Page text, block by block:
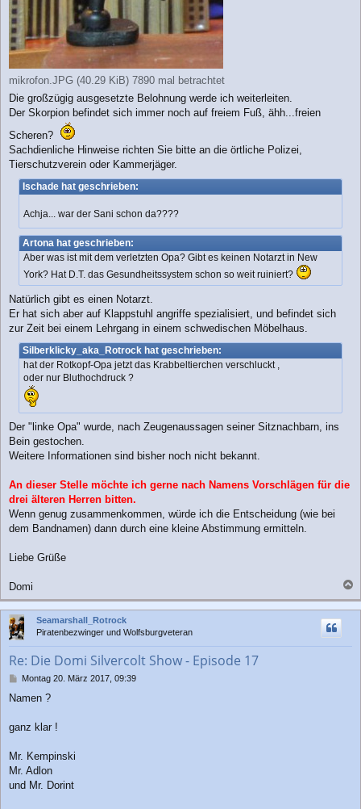
mikrofon.JPG (40.29 KiB) 7890 mal betrachtet
Die großzügig ausgesetzte Belohnung werde ich weiterleiten.
Der Skorpion befindet sich immer noch auf freiem Fuß, ähh...freien
Scheren?
Sachdienliche Hinweise richten Sie bitte an die örtliche Polizei,
Tierschutzverein oder Kammerjäger.
Ischade hat geschrieben:
Achja... war der Sani schon da????
Artona hat geschrieben:
Aber was ist mit dem verletzten Opa? Gibt es keinen Notarzt in New
York? Hat D.T. das Gesundheitssystem schon so weit ruiniert?
Natürlich gibt es einen Notarzt.
Er hat sich aber auf Klappstuhl angriffe spezialisiert, und befindet sich
zur Zeit bei einem Lehrgang in einem schwedischen Möbelhaus.
Silberklicky_aka_Rotrock hat geschrieben:
hat der Rotkopf-Opa jetzt das Krabbeltierchen verschluckt ,
oder nur Bluthochdruck ?
Der "linke Opa" wurde, nach Zeugenaussagen seiner Sitznachbarn, ins
Bein gestochen.
Weitere Informationen sind bisher noch nicht bekannt.
An dieser Stelle möchte ich gerne nach Namens Vorschlägen für die
drei älteren Herren bitten.
Wenn genug zusammenkommen, würde ich die Entscheidung (wie bei
dem Bandnamen) dann durch eine kleine Abstimmung ermitteln.
Liebe Grüße
Domi
a
c
Seamarshall_Rotrock
Piratenbezwinger und Wolfsburgveteran
Re: Die Domi Silvercolt Show - Episode 17
B
i
r
Montag 20. März 2017, 09:39
Namen ?
ganz klar !
Mr. Kempinski
Mr. Adlon
und Mr. Dorint